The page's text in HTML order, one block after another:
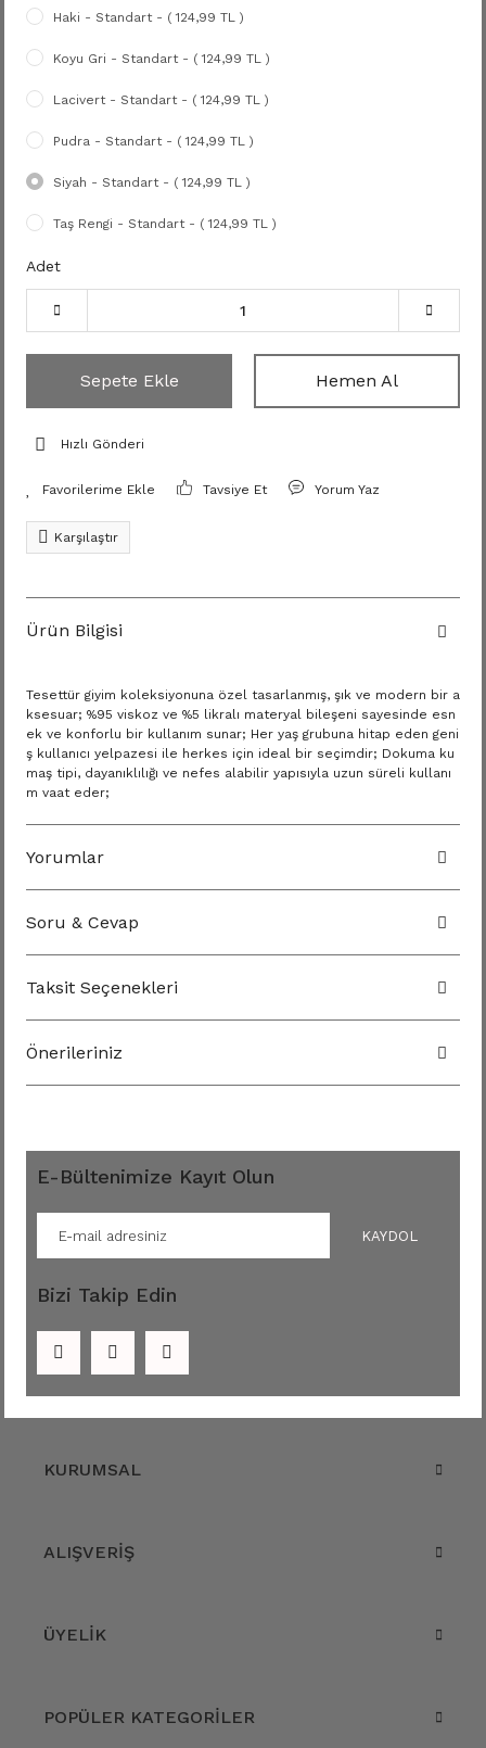
Haki - Standart - ( 124,99 TL )
Koyu Gri - Standart - ( 124,99 TL )
Lacivert - Standart - ( 124,99 TL )
Pudra - Standart - ( 124,99 TL )
Siyah - Standart - ( 124,99 TL )
Taş Rengi - Standart - ( 124,99 TL )
Adet
Sepete Ekle Hemen Al
Hızlı Gönderi
Tavsiye Et Yorum Yaz
Karşılaştır
Ürün Bilgisi
Tesettür giyim koleksiyonuna özel tasarlanmış, şık ve modern bir a
ksesuar; %95 viskoz ve %5 likralı materyal bileşeni sayesinde esn
ek ve konforlu bir kullanım sunar; Her yaş grubuna hitap eden geni
ş kullanıcı yelpazesi ile herkes için ideal bir seçimdir; Dokuma ku
maş tipi, dayanıklılığı ve nefes alabilir yapısıyla uzun süreli kullanı
m vaat eder;
Yorumlar
Soru & Cevap
Taksit Seçenekleri
Önerileriniz
E-Bültenimize Kayıt Olun
KAYDOL
Bizi Takip Edin
KURUMSAL
ALIŞVERİŞ
ÜYELİK
POPÜLER KATEGORİLER